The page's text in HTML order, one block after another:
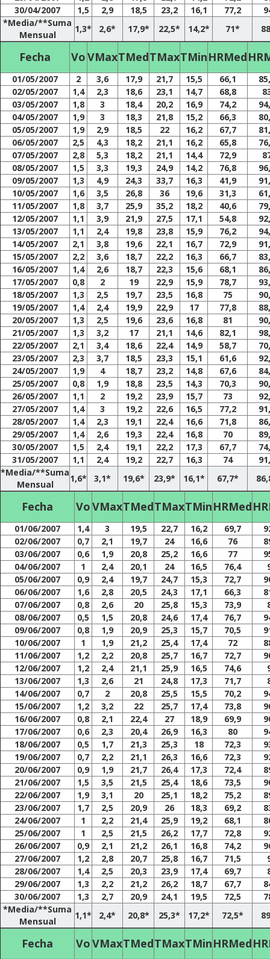
30/04/2007
1,5 2,9 18,5 23,2 16,1 77,2
*Media/**Suma
Mensual
1,3* 2,6* 17,9* 22,5* 14,2* 71*
Fecha VoVMaxTMedTMaxTMinHRMed
01/05/2007 2 3,6 17,9 21,7 15,5 66,1
02/05/2007
1,4 2,3 18,6 23,1 14,7 68,8
03/05/2007
1,8 3 18,4 20,2 16,9 74,2
04/05/2007
1,9 3 18,3 21,8 15,2 66,3
05/05/2007
1,9 2,9 18,5 22 16,2 67,7
06/05/2007
2,5 4,3 18,2 21,1 16,2 65,8
07/05/2007
2,8 5,3 18,2 21,1 14,4 72,9
08/05/2007
1,5 3,3 19,3 24,9 14,2 76,8
09/05/2007
1,3 4,9 24,3 33,7 16,3 41,9
10/05/2007
1,6 3,5 26,8 36 19,6 31,3
11/05/2007
1,8 3,7 25,9 35,2 18,2 40,6
12/05/2007
1,1 3,9 21,9 27,5 17,1 54,8
13/05/2007
1,1 2,4 19,8 23,8 15,9 76,2
14/05/2007
2,1 3,8 19,6 22,1 16,7 72,9
15/05/2007
2,2 3,6 18,7 22,2 16,3 66,7
16/05/2007
1,4 2,6 18,7 22,3 15,6 68,1
17/05/2007
0,8 2 19 22,9 15,9 78,7
18/05/2007
1,3 2,5 19,7 23,5 16,8 75
19/05/2007
1,4 2,4 19,9 22,9 17 77,8
20/05/2007
1,3 2,5 19,6 23,6 16,8 81
21/05/2007
1,3 3,2 17 21,1 14,6 82,1
22/05/2007
2,1 3,4 18,6 22,4 14,9 58,7
23/05/2007
2,3 3,7 18,5 23,3 15,1 61,6
24/05/2007
1,9 4 18,7 23,2 14,8 67,6
25/05/2007
0,8 1,9 18,8 23,5 14,3 70,3
26/05/2007
1,1 2 19,2 23,9 15,7 73
27/05/2007
1,4 3 19,2 22,6 16,5 77,2
28/05/2007
1,4 2,3 19,1 22,4 16,6 71,8
29/05/2007
1,4 2,6 19,3 22,4 16,8 70
30/05/2007
1,5 2,4 19,1 22,2 17,3 67,7
31/05/2007
1,1 2,4 19,2 22,7 16,3 74
*Media/**Suma
Mensual
1,6* 3,1* 19,6* 23,9* 16,1* 67,7*
Fecha VoVMaxTMedTMaxTMinHRMed
01/06/2007 1,4 3 19,5 22,7 16,2 69,7
02/06/2007
0,7 2,1 19,7 24 16,6 76
03/06/2007
0,6 1,9 20,8 25,2 16,6 77
04/06/2007
1 2,4 20,1 24 16,5 76,4
05/06/2007
0,9 2,4 19,7 24,7 15,3 72,7
06/06/2007
1,6 2,8 20,5 24,3 17,1 66,3
07/06/2007
0,8 2,6 20 25,8 15,3 73,9
08/06/2007
0,5 1,5 20,8 24,6 17,4 76,7
09/06/2007
0,8 1,9 20,9 25,3 15,7 70,5
10/06/2007
1 1,9 21,2 25,4 17,4 72
11/06/2007
1,2 2,2 20,8 25,7 16,7 72,7
12/06/2007
1,2 2,4 21,1 25,9 16,5 74,6
13/06/2007
1,3 2,6 21 24,8 17,3 71,7
14/06/2007
0,7 2 20,8 25,5 15,5 70,2
15/06/2007
1,2 3,2 22 25,7 17,4 73,8
16/06/2007
0,8 2,1 22,4 27 18,9 69,9
17/06/2007
0,6 2,3 20,4 26,9 16,3 80
18/06/2007
0,5 1,7 21,3 25,3 18 72,3
19/06/2007
0,7 2,2 21,1 26,3 16,6 72,3
20/06/2007
0,9 1,9 21,7 26,4 17,3 72,4
21/06/2007
1,5 3,5 21,5 25,4 18,6 73,5
22/06/2007
1,9 3,1 20 25,1 18,2 75,2
23/06/2007
1,7 2,5 20,9 26 18,3 69,2
24/06/2007
1 2,2 21,4 25,9 19,2 68,1
25/06/2007
1 2,5 21,5 26,2 17,7 72,8
26/06/2007
0,9 2,1 21,2 26,1 16,8 74,2
27/06/2007
1,2 2,8 20,7 25,8 16,7 71,5
28/06/2007
1,4 2,5 20,3 23,9 17,4 69,7
29/06/2007
1,3 2,2 21,2 26,2 18,7 67,7
30/06/2007
1,3 2,7 20,9 24,1 19,5 72,5
*Media/**Suma
Mensual
1,1* 2,4* 20,8* 25,3* 17,2* 72,5*
Fecha VoVMaxTMedTMaxTMinHRMed